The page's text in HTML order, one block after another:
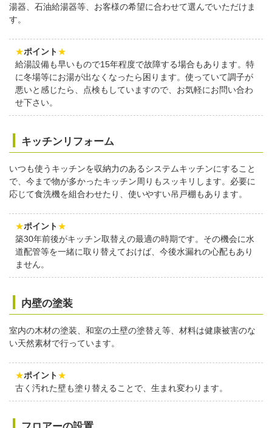
湯器、石油給湯器等、お客様の希望に合わせて選んでいただけま
す。
★ポイント★
給湯設備も早いもので15年程度で故障する場合もあります。特
に冬場等にお湯が出なくなったら困ります。使っていて調子が
悪いと感じたら、点検もしていますので、お気軽にお問い合わ
せ下さい。
キッチンリフォーム
いつも使うキッチンを収納力のあるシステムキッチンにすること
で、今まで物が多かったキッチン周りもスッキリします。必要に
応じて食洗機を組合わせたり、使いやすい吊戸棚もあります。
★ポイント★
築30年前後がキッチン取替えの最適の時期です。その機会に水
道配管等を一緒に取り替えておけば、今後水漏れの心配もあり
ません。
内壁の塗装
室内の木材の塗装、和室の土壁の塗替え等、材料は健康被害のな
い天然素材で行っています。
★ポイント★
古く汚れた壁も塗り替えることで、生まれ変わります。